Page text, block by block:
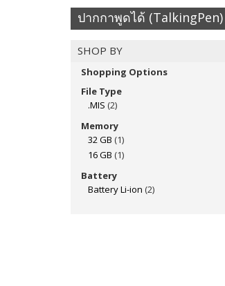
ปากกาพูดได้ (TalkingPen)
SHOP BY
Shopping Options
File Type
.MIS (2)
Memory
32 GB (1)
16 GB (1)
Battery
Battery Li-ion (2)